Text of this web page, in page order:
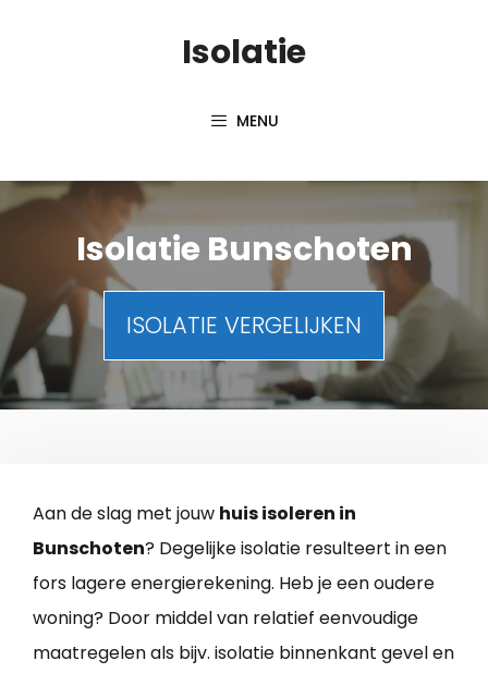
Isolatie
MENU
Isolatie Bunschoten
ISOLATIE VERGELIJKEN
Aan de slag met jouw huis isoleren in
Bunschoten? Degelijke isolatie resulteert in een
fors lagere energierekening. Heb je een oudere
woning? Door middel van relatief eenvoudige
maatregelen als bijv. isolatie binnenkant gevel en